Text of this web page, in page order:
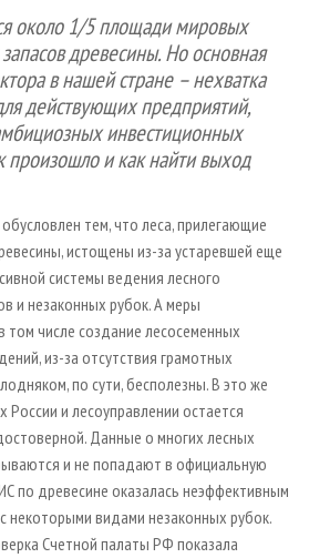
ПЛИТ
около 1/5 площади мировых
древесины. Но основная
в нашей стране – нехватка
действующих предприятий,
инвестиционных
произошло и как найти выход
тем, что леса, прилегающие
истощены из-за устаревшей еще
системы ведения лесного
и незаконных рубок. А меры
том числе создание лесосеменных
из-за отсутствия грамотных
по сути, бесполезны. В это же
и лесоуправлении остается
Данные о многих лесных
и не попадают в официальную
по древесине оказалась неэффективным
некоторыми видами незаконных рубок.
Счетной палаты РФ показала